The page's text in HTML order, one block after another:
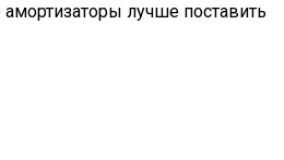
амортизаторы лучше поставить